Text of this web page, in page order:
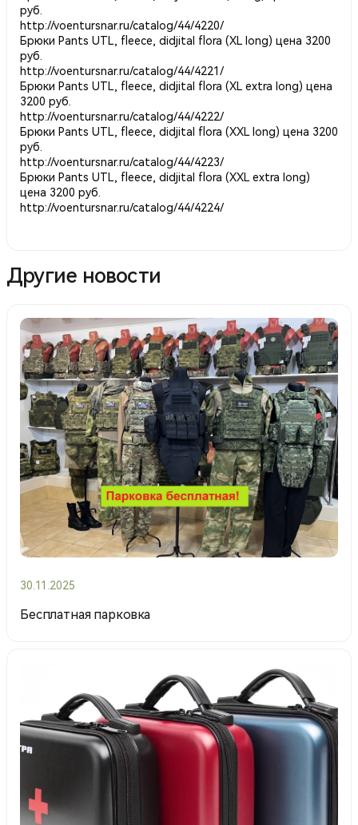
руб.
http://voentursnar.ru/catalog/44/4220/
Брюки Pants UTL, fleece, didjital flora (XL long) цена 3200
руб.
http://voentursnar.ru/catalog/44/4221/
Брюки Pants UTL, fleece, didjital flora (XL extra long) цена
3200 руб.
http://voentursnar.ru/catalog/44/4222/
Брюки Pants UTL, fleece, didjital flora (XXL long) цена 3200
руб.
http://voentursnar.ru/catalog/44/4223/
Брюки Pants UTL, fleece, didjital flora (XXL extra long)
цена 3200 руб.
http://voentursnar.ru/catalog/44/4224/
Другие новости
30.11.2025
Бесплатная парковка